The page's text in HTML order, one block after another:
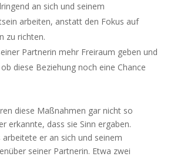
an sich und seinem
arbeiten, anstatt den Fokus auf
zu richten.
Partnerin mehr Freiraum geben und
diese Beziehung noch eine Chance
diese Maßnahmen gar nicht so
erkannte, dass sie Sinn ergaben.
er an sich und seinem
seiner Partnerin. Etwa zwei